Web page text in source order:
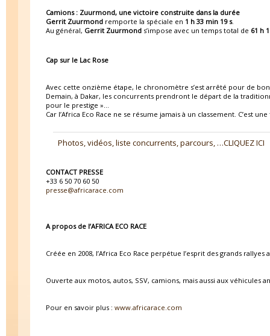
Camions : Zuurmond, une victoire construite dans la durée
Gerrit Zuurmondremporte la spéciale en 1 h 33 min 19 s.
Au général, Gerrit Zuurmonds’impose avec un temps total de 61 h
Cap sur le Lac Rose
Avec cette onzième étape, le chronomètre s’est arrêté pour de
Demain, à Dakar, les concurrents prendront le départ de la
pour le prestige »…
Car l’Africa Eco Race ne se résume jamais à un classement. C’est
Photos, vidéos, liste concurrents, parcours, …CLIQUEZ ICI
CONTACT PRESSE
+33 6 50 70 60 50
presse@africarace.com
A propos de l’AFRICA ECO RACE
Créée en 2008, l’Africa Eco Race perpétue l’esprit des grands rallyes
Ouverte aux motos, autos, SSV, camions, mais aussi aux véhicules
Pour en savoir plus : www.africarace.com